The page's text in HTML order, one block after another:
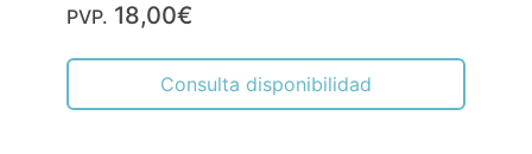
PVP. 18,00€
Consulta disponibilidad